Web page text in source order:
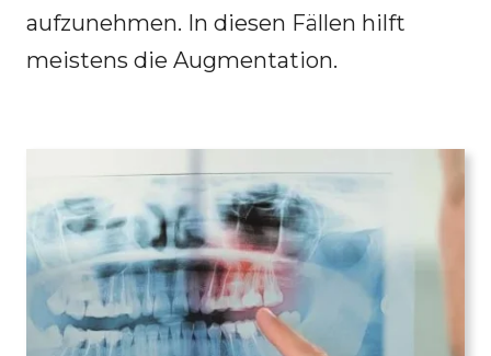
aufzunehmen. In diesen Fällen hilft
meistens die Augmentation.